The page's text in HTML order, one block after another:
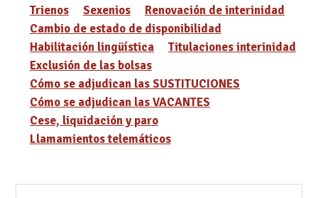
Trienos
Sexenios
Renovación de interinidad
Cambio de estado de disponibilidad
Habilitación lingüística
Titulaciones interinidad
Exclusión de las bolsas
Cómo se adjudican las SUSTITUCIONES
Cómo se adjudican las VACANTES
Cese, liquidación y paro
Llamamientos telemáticos